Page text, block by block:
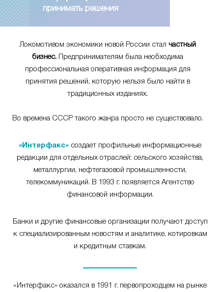
принимать решения
Локомотивом экономики новой России стал частный
бизнес. Предпринимателям была необходима
профессиональная оперативная информация для
принятия решений, которую нельзя было найти в
традиционных изданиях.
Во времена СССР такого жанра просто не существовало.
«Интерфакс» создает профильные информационные
редакции для отдельных отраслей: сельского хозяйства,
металлургии, нефтегазовой промышленности,
телекоммуникаций. В 1993 г. появляется Агентство
финансовой информации.
Банки и другие финансовые организации получают доступ
к специализированным новостям и аналитике, котировкам
и кредитным ставкам.
«Интерфакс» оказался в 1991 г. первопроходцем на рынке